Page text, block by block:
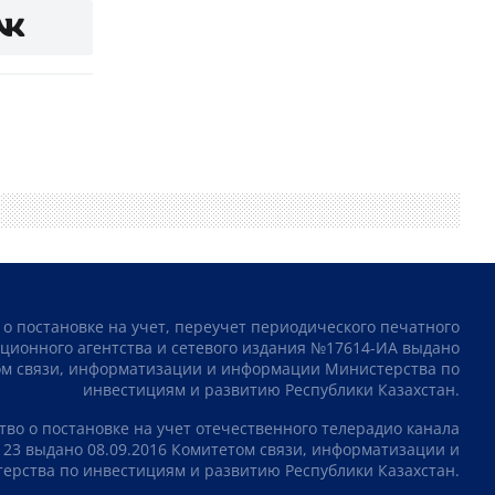
постановке на учет, переучет периодического печатного
агентства и сетевого издания №17614-ИА выдано
связи, информатизации и информации Министерства по
инвестициям и развитию Республики Казахстан.
о постановке на учет отечественного телерадио канала
выдано 08.09.2016 Комитетом связи, информатизации и
по инвестициям и развитию Республики Казахстан.